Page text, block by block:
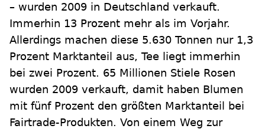
– wurden 2009 in Deutschland verkauft.
Immerhin 13 Prozent mehr als im Vorjahr.
Allerdings machen diese 5.630 Tonnen nur 1,3
Prozent Marktanteil aus, Tee liegt immerhin
bei zwei Prozent. 65 Millionen Stiele Rosen
wurden 2009 verkauft, damit haben Blumen
mit fünf Prozent den größten Marktanteil bei
Fairtrade-Produkten. Von einem Weg zur